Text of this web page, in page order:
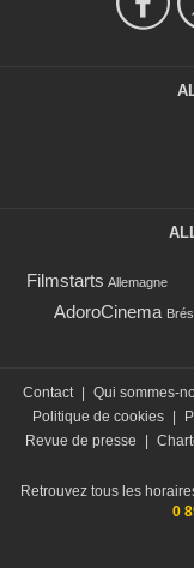
Filmstarts Allemagne
AdoroCinema
Contact | Qui sommes-
Politique de cookies |
Revue de presse
|
Retrouvez tous les
0